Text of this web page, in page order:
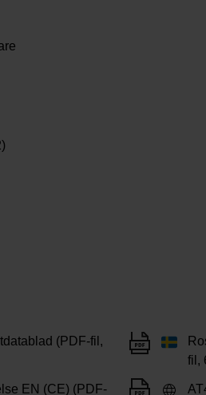
(PDF-fil,
EN (CE) (PDF-
fil,